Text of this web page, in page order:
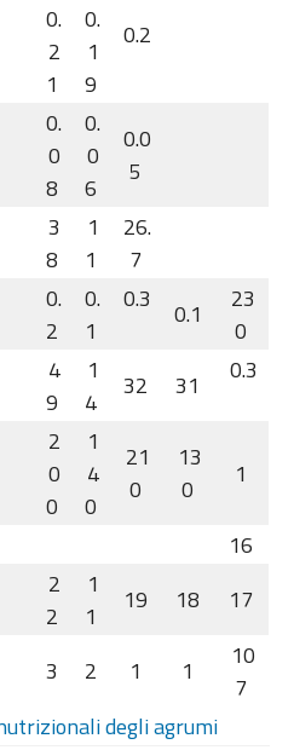
0.
2
1
0.
1
9
0.2
0.
0
8
0.
0
6
0.0
5
3
8
1
1
26.
7
0.
2
0.
1
0.3 0.1
23
0
4
9
1
4
32 31 0.3
2
0
0
1
4
0
21
0
13
0
1
16
2
2
1
1
19 18 17
3 2 1 1
10
7
degli agrumi